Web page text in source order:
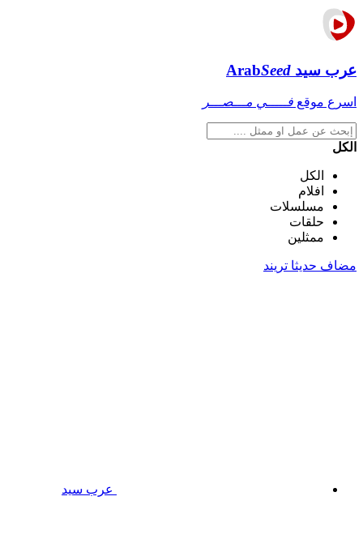
عرب سيد ArabSeed
اسرع موقع فـــــي مـــصـــر
الكل
الكل
افلام
مسلسلات
حلقات
ممثلين
مضاف حديثا تريند
عرب سيد